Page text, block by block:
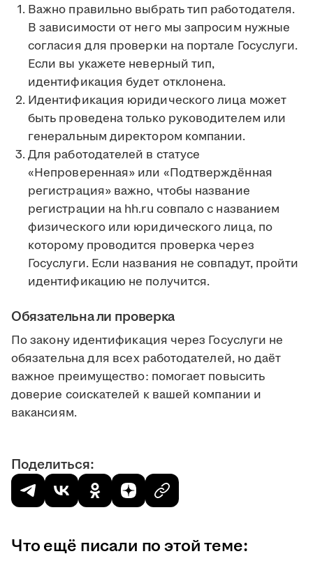
Важно правильно выбрать тип работодателя.
В зависимости от него мы запросим нужные
согласия для проверки на портале Госуслуги.
Если вы укажете неверный тип,
идентификация будет отклонена.
Идентификация юридического лица может
быть проведена только руководителем или
генеральным директором компании.
Для работодателей в статусе
«Непроверенная» или «Подтверждённая
регистрация» важно, чтобы название
регистрации на hh.ru совпало с названием
физического или юридического лица, по
которому проводится проверка через
Госуслуги. Если названия не совпадут, пройти
идентификацию не получится.
Обязательна ли проверка
По закону идентификация через Госуслуги не
обязательна для всех работодателей, но даёт
важное преимущество: помогает повысить
доверие соискателей к вашей компании и
вакансиям.
Поделиться:
Что ещё писали по этой теме: